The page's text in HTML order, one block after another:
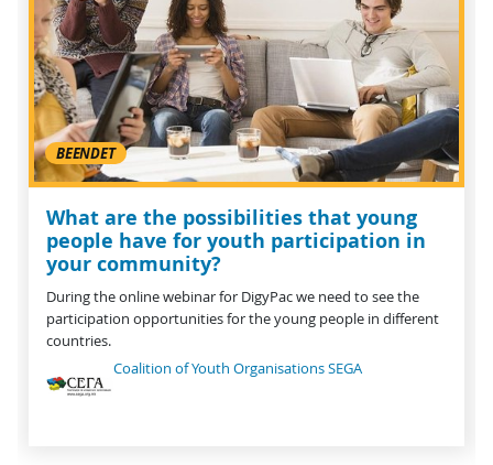
BEENDET
What are the possibilities that young
people have for youth participation in
your community?
During the online webinar for DigyPac we need to see the
participation opportunities for the young people in different
countries.
Coalition of Youth Organisations SEGA